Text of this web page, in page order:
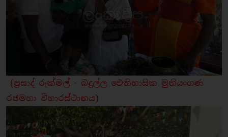
(ප්‍රසාද් රුක්මල් - බදුල්ල ඓතිහාසික මුතියංගණ
රජමහා විහාරස්ථානය)